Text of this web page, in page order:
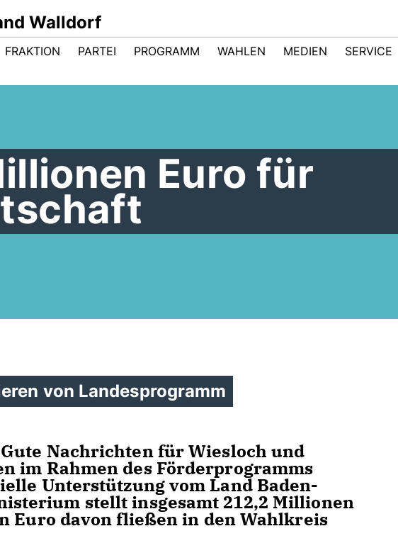
Walldorf
FRAKTION PARTEI PROGRAMM WAHLEN MEDIEN SERVICE
Euro für
von Landesprogramm
Nachrichten für Wiesloch und
im Rahmen des Förderprogramms
Unterstützung vom Land Baden-
stellt insgesamt 212,2 Millionen
Euro davon fließen in den Wahlkreis